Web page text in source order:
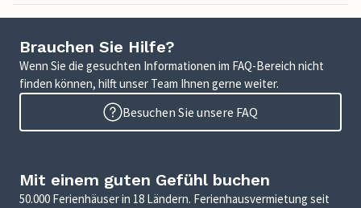
Brauchen Sie Hilfe?
Wenn Sie die gesuchten Informationen im FAQ-Bereich nicht
finden können, hilft unser Team Ihnen gerne weiter.
Besuchen Sie unsere FAQ
Mit einem guten Gefühl buchen
50.000 Ferienhäuser in 18 Ländern. Ferienhausvermietung seit